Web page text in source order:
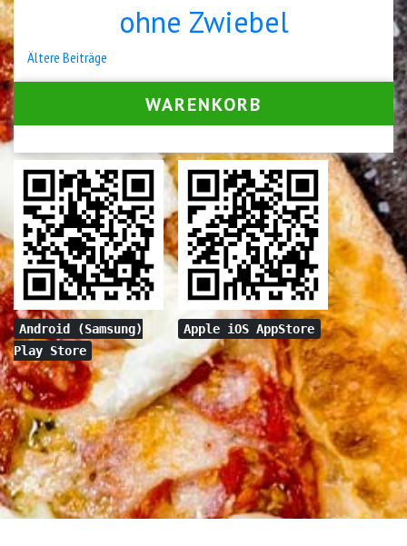
ohne Zwiebel
Beitrags-
Navigation
Ältere Beiträge
WARENKORB
Android (Samsung)
Play Store
Apple iOS AppStore